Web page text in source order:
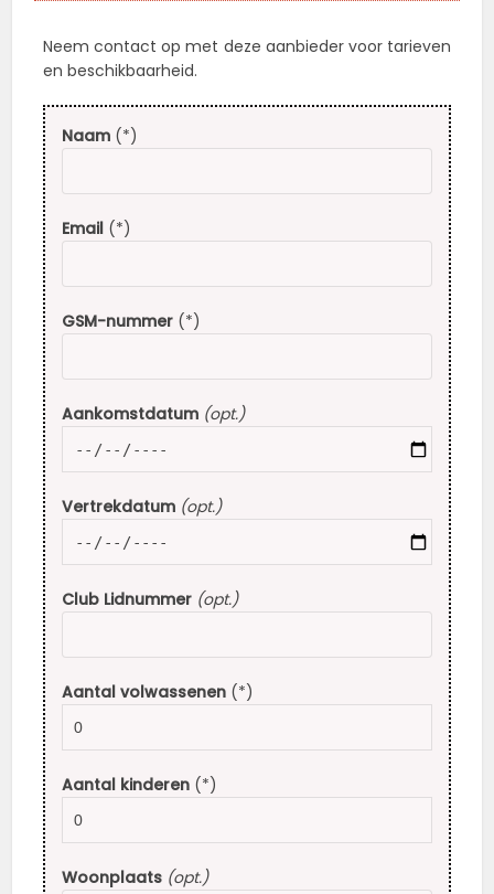
Neem contact op met deze aanbieder voor tarieven
en beschikbaarheid.
Naam(*)
Email(*)
GSM-nummer(*)
Aankomstdatum (opt.)
Vertrekdatum (opt.)
Club Lidnummer (opt.)
Aantal volwassenen(*)
Aantal kinderen(*)
Woonplaats (opt.)